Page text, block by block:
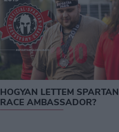
HOGYAN LETTEM SPARTAN
RACE AMBASSADOR?